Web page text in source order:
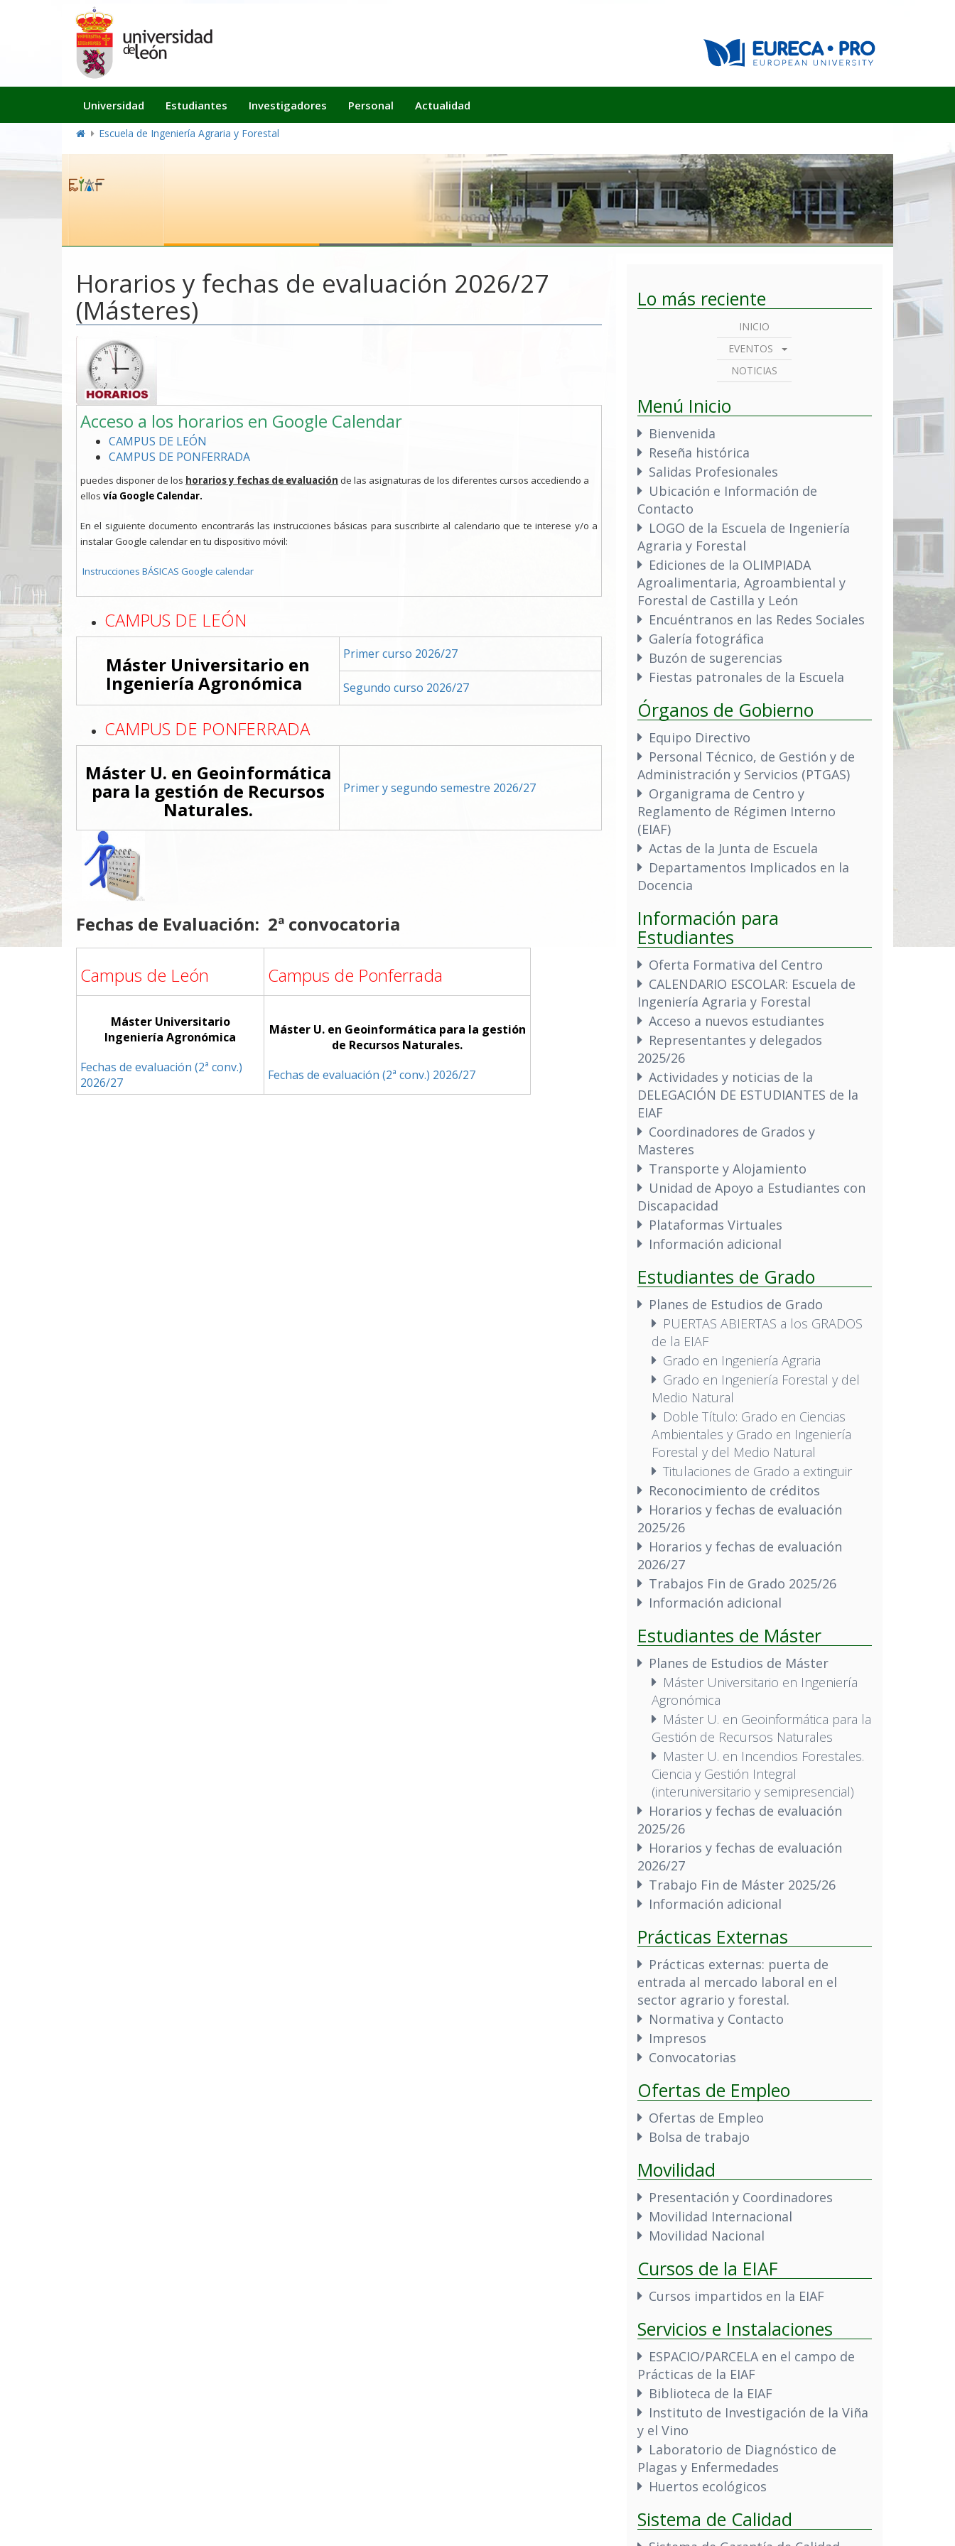
Navegación
principal
Universidad Estudiantes Investigadores Personal Actualidad
Escuela de Ingeniería Agraria y Forestal
Horarios y fechas de evaluación 2026/27
(Másteres)
Acceso a los horarios en Google Calendar
CAMPUS DE LEÓN
CAMPUS DE PONFERRADA
puedes disponer de los horarios y fechas de evaluación de las asignaturas de los diferentes cursos accediendo a
ellos vía Google Calendar.
En el siguiente documento encontrarás las instrucciones básicas para suscribirte al calendario que te interese y/o a
instalar Google calendar en tu dispositivo móvil:
Instrucciones BÁSICAS Google calendar
CAMPUS DE LEÓN
Máster Universitario en
Ingeniería Agronómica
Primer curso 2026/27
Segundo curso 2026/27
CAMPUS DE PONFERRADA
Máster U. en Geoinformática
para la gestión de Recursos
Naturales.
Primer y segundo semestre 2026/27
Fechas de Evaluación: 2ª convocatoria
Campus de León Campus de Ponferrada
Máster Universitario
Ingeniería Agronómica
Fechas de evaluación (2ª conv.)
2026/27
Máster U. en Geoinformática para la gestión
de Recursos Naturales.
Fechas de evaluación (2ª conv.) 2026/27
Lo más reciente
INICIO
EVENTOS
NOTICIAS
Menú Inicio
Bienvenida
Reseña histórica
Salidas Profesionales
Ubicación e Información de
Contacto
LOGO de la Escuela de Ingeniería
Agraria y Forestal
Ediciones de la OLIMPIADA
Agroalimentaria, Agroambiental y
Forestal de Castilla y León
Encuéntranos en las Redes Sociales
Galería fotográfica
Buzón de sugerencias
Fiestas patronales de la Escuela
Órganos de Gobierno
Equipo Directivo
Personal Técnico, de Gestión y de
Administración y Servicios (PTGAS)
Organigrama de Centro y
Reglamento de Régimen Interno
(EIAF)
Actas de la Junta de Escuela
Departamentos Implicados en la
Docencia
Información para
Estudiantes
Oferta Formativa del Centro
CALENDARIO ESCOLAR: Escuela de
Ingeniería Agraria y Forestal
Acceso a nuevos estudiantes
Representantes y delegados
2025/26
Actividades y noticias de la
DELEGACIÓN DE ESTUDIANTES de la
EIAF
Coordinadores de Grados y
Masteres
Transporte y Alojamiento
Unidad de Apoyo a Estudiantes con
Discapacidad
Plataformas Virtuales
Información adicional
Estudiantes de Grado
Planes de Estudios de Grado
PUERTAS ABIERTAS a los GRADOS
de la EIAF
Grado en Ingeniería Agraria
Grado en Ingeniería Forestal y del
Medio Natural
Doble Título: Grado en Ciencias
Ambientales y Grado en Ingeniería
Forestal y del Medio Natural
Titulaciones de Grado a extinguir
Reconocimiento de créditos
Horarios y fechas de evaluación
2025/26
Horarios y fechas de evaluación
2026/27
Trabajos Fin de Grado 2025/26
Información adicional
Estudiantes de Máster
Planes de Estudios de Máster
Máster Universitario en Ingeniería
Agronómica
Máster U. en Geoinformática para la
Gestión de Recursos Naturales
Master U. en Incendios Forestales.
Ciencia y Gestión Integral
(interuniversitario y semipresencial)
Horarios y fechas de evaluación
2025/26
Horarios y fechas de evaluación
2026/27
Trabajo Fin de Máster 2025/26
Información adicional
Prácticas Externas
Prácticas externas: puerta de
entrada al mercado laboral en el
sector agrario y forestal.
Normativa y Contacto
Impresos
Convocatorias
Ofertas de Empleo
Ofertas de Empleo
Bolsa de trabajo
Movilidad
Presentación y Coordinadores
Movilidad Internacional
Movilidad Nacional
Cursos de la EIAF
Cursos impartidos en la EIAF
Servicios e Instalaciones
ESPACIO/PARCELA en el campo de
Prácticas de la EIAF
Biblioteca de la EIAF
Instituto de Investigación de la Viña
y el Vino
Laboratorio de Diagnóstico de
Plagas y Enfermedades
Huertos ecológicos
Sistema de Calidad